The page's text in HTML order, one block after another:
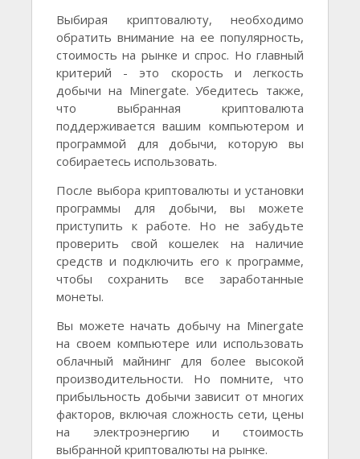
Выбирая криптовалюту, необходимо
обратить внимание на ее популярность,
стоимость на рынке и спрос. Но главный
критерий - это скорость и легкость
добычи на Minergate. Убедитесь также,
что выбранная криптовалюта
поддерживается вашим компьютером и
программой для добычи, которую вы
собираетесь использовать.
После выбора криптовалюты и установки
программы для добычи, вы можете
приступить к работе. Но не забудьте
проверить свой кошелек на наличие
средств и подключить его к программе,
чтобы сохранить все заработанные
монеты.
Вы можете начать добычу на Minergate
на своем компьютере или использовать
облачный майнинг для более высокой
производительности. Но помните, что
прибыльность добычи зависит от многих
факторов, включая сложность сети, цены
на электроэнергию и стоимость
выбранной криптовалюты на рынке.